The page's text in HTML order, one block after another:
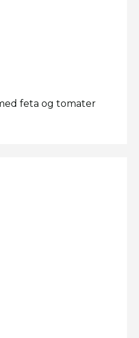
feta og tomater